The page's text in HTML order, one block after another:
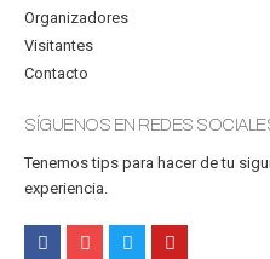
Organizadores
Visitantes
Contacto
SÍGUENOS EN REDES
Tenemos tips para hacer de tu
experiencia.